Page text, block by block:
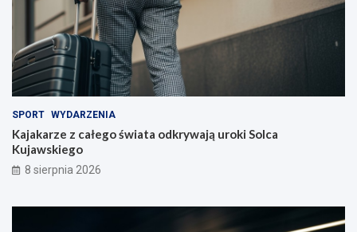
SPORT WYDARZENIA
Kajakarze z całego świata odkrywają uroki Solca
Kujawskiego
8 sierpnia 2026